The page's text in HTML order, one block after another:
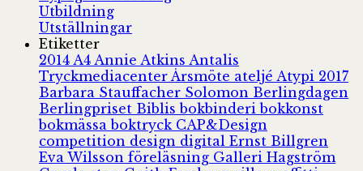
Utbildning
Utställningar
Etiketter
2014 A4 Annie Atkins Antalis
Tryckmediacenter Årsmöte ateljé Atypi 2017
Barbara Stauffacher Solomon Berlingdagen
Berlingpriset Biblisbokbinderibokkonst
bokmässaboktryck CAP&Design
competition design digital Ernst Billgren
Eva Wilsson föreläsning Galleri Hagström